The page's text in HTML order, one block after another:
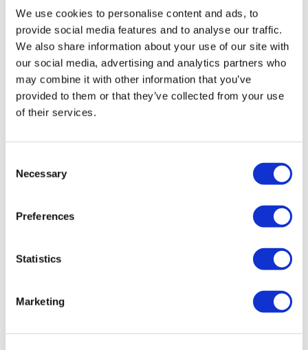
We use cookies to personalise content and ads, to
provide social media features and to analyse our traffic.
We also share information about your use of our site with
our social media, advertising and analytics partners who
may combine it with other information that you’ve
provided to them or that they’ve collected from your use
of their services.
Selection
Necessary
Preferences
Statistics
Marketing
Flymedi
TÜRSAB – Операции на flymedi.com осуществляются
компанией MIRAC SARA TOURISM, туристическим
агентством группы A, зарегистрированным в TÜRSAB
(Сертификат № 12276).
Все процедуры проводятся в сертифицированном
медицинском учреждении, специализирующемся на
медицинском туризме.
Pre-Op Guide
Plany Platezhey
Блог
Политика Конфиденциальности
Свяжитесь с нами